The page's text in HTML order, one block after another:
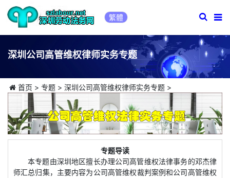
繁體
深圳公司高管维权律师实务专题
首页 > 专题> 深圳公司高管维权律师实务专题>
专题导读
本专题由深圳地区擅长办理公司高管维权法律事务的邓杰律
师汇总归集，主要内容为公司高管维权裁判案例和公司高管维权